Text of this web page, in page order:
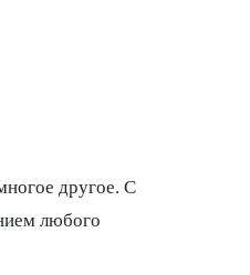
другое. С
любого